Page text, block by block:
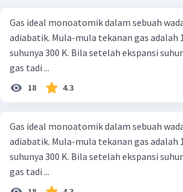
Gas ideal monoatomik dalam sebuah
adiabatik. Mula-mula tekanan gas adalah
suhunya 300 K. Bila setelah ekspansi
gas tadi ...
18 4.3
Gas ideal monoatomik dalam sebuah
adiabatik. Mula-mula tekanan gas adalah
suhunya 300 K. Bila setelah ekspansi
gas tadi ...